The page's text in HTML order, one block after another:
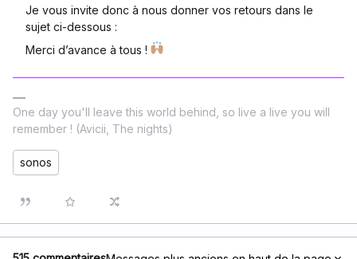
Je vous invite donc à nous donner vos retours dans le
sujet ci-dessous :
Merci d’avance à tous !
One day you'll leave this world behind, so live a live you will
remember ! (Avicii, The nights)
sonos